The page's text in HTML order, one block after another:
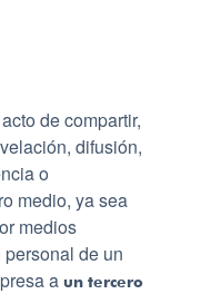
de compartir,
difusión,
o
medio, ya sea
medios
de un
a un tercero